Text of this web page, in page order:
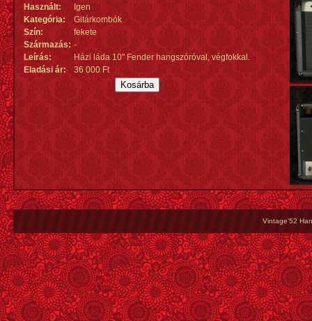
Használt:
Igen
Kategória:
Gitárkombók
Szín:
fekete
Származás: -
Leírás:
Házi láda 10" Fender hangszóróval, végfokkal.
Eladási ár:
36 000 Ft
Vintage'52